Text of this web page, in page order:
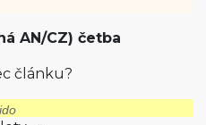
AN/CZ) četba
článku?